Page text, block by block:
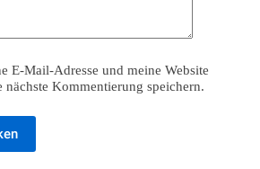
E-Mail-Adresse und meine Website
Kommentierung speichern.